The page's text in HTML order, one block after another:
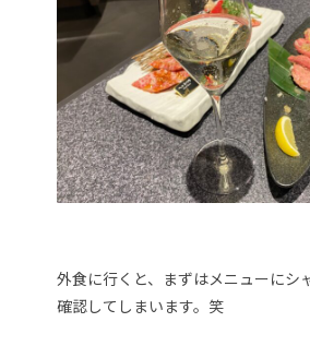
外食に行くと、まずはメニューにシ
確認してしまいます。笑